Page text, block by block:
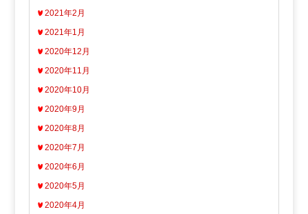
2021年2月
2021年1月
2020年12月
2020年11月
2020年10月
2020年9月
2020年8月
2020年7月
2020年6月
2020年5月
2020年4月